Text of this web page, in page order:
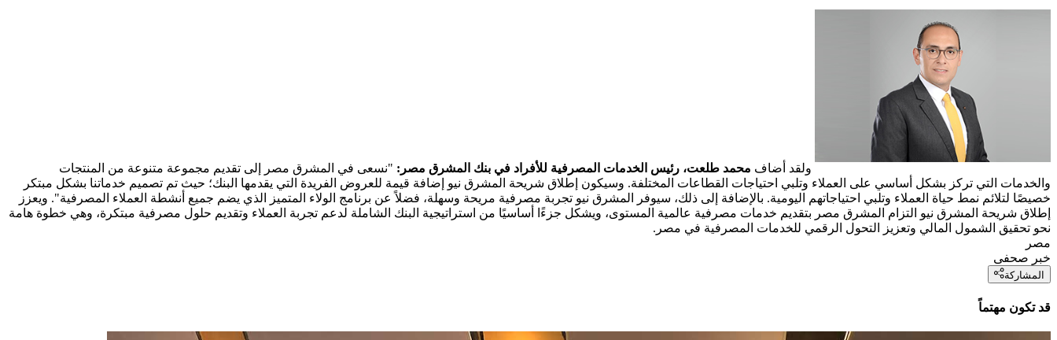
ولقد أضاف محمد طلعت، رئيس الخدمات المصرفية للأفراد في بنك المشرق مصر: "نسعى في المشرق مصر إلى تقديم مجموعة متنوعة من المنتجات
والخدمات التي تركز بشكل أساسي على العملاء وتلبي احتياجات القطاعات المختلفة. وسيكون إطلاق شريحة المشرق نيو إضافة قيمة للعروض الفريدة التي يقدمها البنك؛ حيث تم تصميم خدماتنا بشكل مبتكر
خصيصًا لتلائم نمط حياة العملاء وتلبي احتياجاتهم اليومية. بالإضافة إلى ذلك، سيوفر المشرق نيو تجربة مصرفية مريحة وسهلة، فضلاً عن برنامج الولاء المتميز الذي يضم جميع أنشطة العملاء المصرفية". ويعزز
إطلاق شريحة المشرق نيو التزام المشرق مصر بتقديم خدمات مصرفية عالمية المستوى، ويشكل جزءًا أساسيًا من استراتيجية البنك الشاملة لدعم تجربة العملاء وتقديم حلول مصرفية مبتكرة، وهي خطوة هامة
نحو تحقيق الشمول المالي وتعزيز التحول الرقمي للخدمات المصرفية في مصر.
مصر
خبر صحفى
المشاركة
قد تكون مهتماً